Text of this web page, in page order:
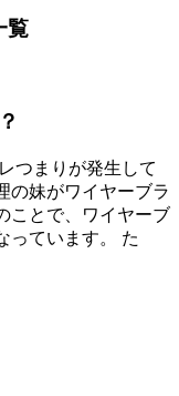
覧
つまりが発生して
の妹がワイヤーブラ
ことで、ワイヤーブ
っています。 た